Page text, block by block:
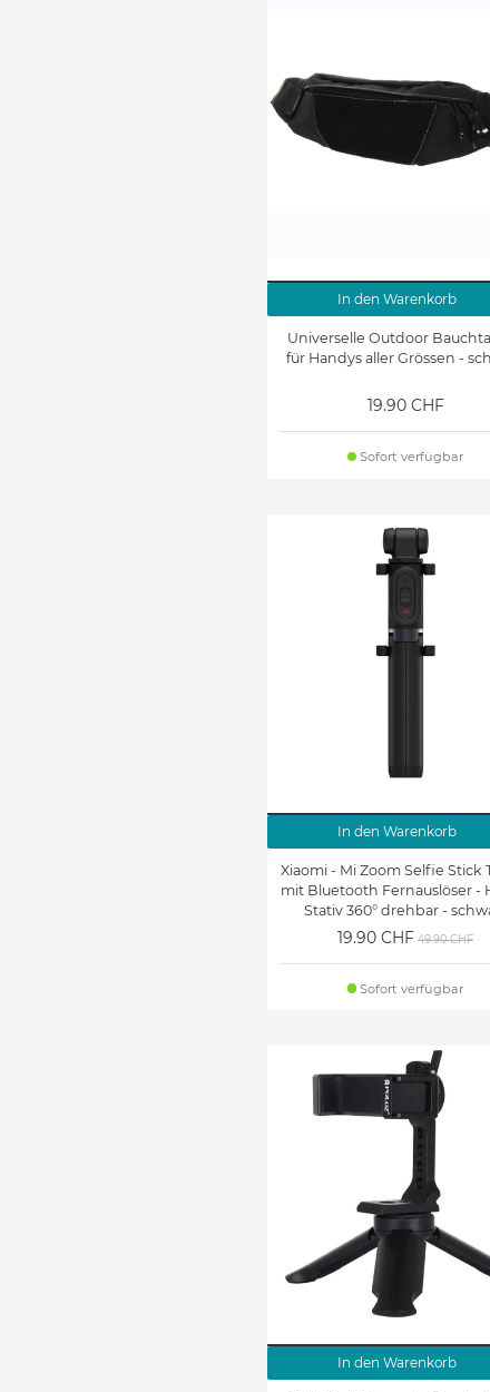
In den Warenkorb
Universelle Outdoor
für Handys aller Grössen -
19.90 CHF
Sofort verfügbar
In den Warenkorb
Xiaomi - Mi Zoom Selfie Stick
mit Bluetooth Fernauslöser -
Stativ 360° drehbar -
19.90 CHF 49.90 CHF
Sofort verfügbar
In den Warenkorb